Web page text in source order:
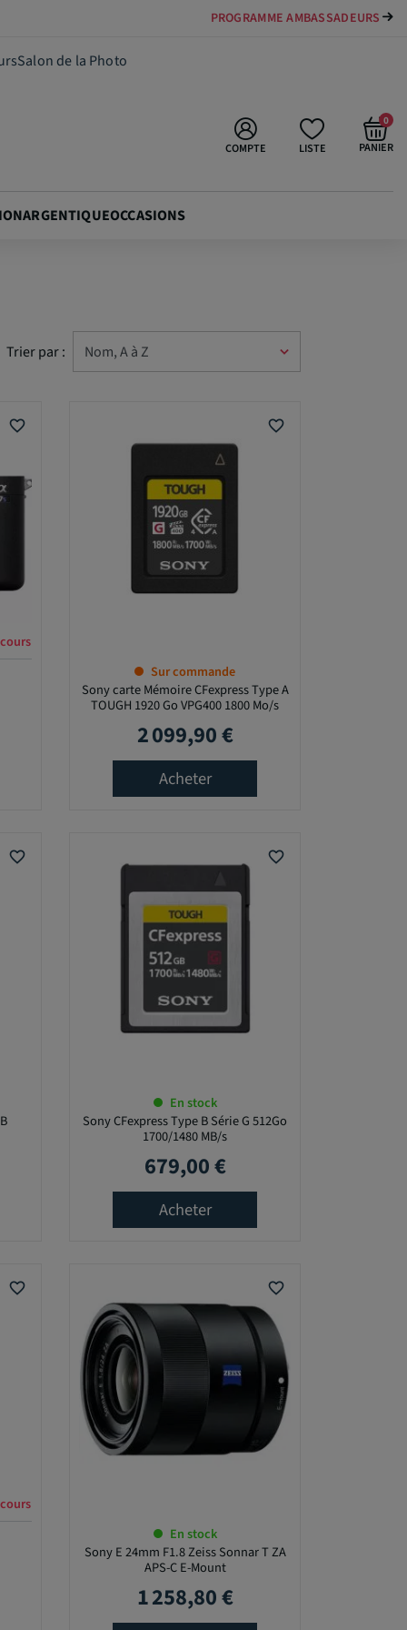
PAYER VOTRE MATÉRIEL JUSQU'EN 84 FOIS
Salon de la Photo
LISTE
COMPTE PANIER
0
ARGENTIQUEOCCASIONS
Trier par :
favorite_border favorite_border
Sur commande
Sony carte Mémoire CFexpress Type A
TOUGH 1920 Go VPG400 1800 Mo/s
Prix
2 099,90 €
Acheter
favorite_border favorite_border
En stock
Sony CFexpress Type B Série G 512Go
1700/1480 MB/s
Prix
679,00 €
Acheter
favorite_border favorite_border
En stock
Sony E 24mm F1.8 Zeiss Sonnar T ZA
APS-C E-Mount
Prix
1 258,80 €